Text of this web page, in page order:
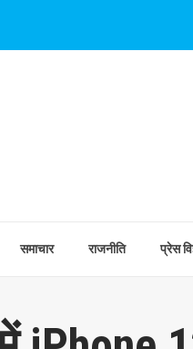
समाचार राजनीति प्रेस